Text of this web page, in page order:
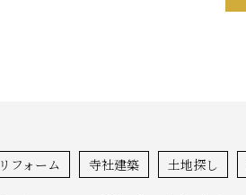
リフォーム 寺社建築 土地探し